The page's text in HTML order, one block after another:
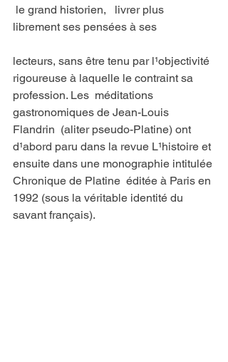
le grand historien,   livrer plus
librement ses pensées à ses
lecteurs, sans être tenu par l¹objectivité
rigoureuse à laquelle le contraint sa
profession. Les  méditations
gastronomiques de Jean-Louis
Flandrin  (aliter pseudo-Platine) ont
d¹abord paru dans la revue L¹histoire et
ensuite dans une monographie intitulée
Chronique de Platine  éditée à Paris en
1992 (sous la véritable identité du
savant français).